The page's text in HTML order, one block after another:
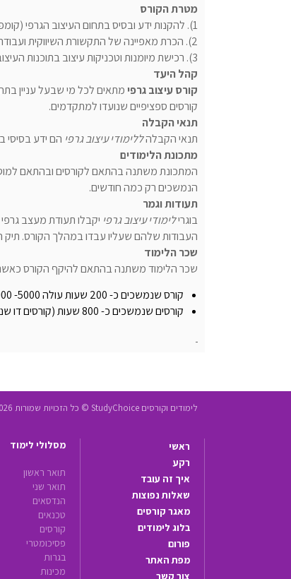
מטרת הקורס
1). להקנות ידע ובסיס בתחום העיצוב הגרפי (קומפוזיציה, טיפוגרפיה, תקשורת חזיתית ועוד).
2). הכרת מאפיינה של התקשורת השיווקית ועבודה על פיהם (איך להעביר מסר, דרישות הלקוח ועוד).
3). רכישת מיומנות וטכניקות עיצוב בתוכנות העיצוב שונות (פוטושופ, אין דיזיין ועוד).
קהל היעד
קורס עיצוב גרפי מתאים לכל מי שבעל עניין
קורסים ספציפיים שנועדו למתקדמים.
תנאי הקבלה
תנאי הקבלהללימודי עיצוב גרפי הם ידע בסיסי
מתכונת הלימודים
המתכונת משתנה בהתאם לקורסים ובהתאם למוסד
הנמשכים רק כמה חודשים.
תעודות וגמר
בוגרילימודי עיצוב גרפי יקבלו תעודת מעצב
העבודות שלהם שעליו עבדו במהלך הקורס.
שכר הלימוד
שכר הלימוד משתנה בהתאם להיקף הקורס
קורס שנמשכים כ- 200 שעות עולה 5000- 8000 ₪.
קורסים שנמשכים כ- 800 שעות (קורסים דו שנתיים) עולים 16,000- 20,000 ₪.
לימודים וקורסים StudyChoice © כל הזכויות שמורות 2026
ראשי
רקע
איך זה עובד
שאלות נפוצות
מאגר קורסים
בלוג לימודים
פורום
מפת האתר
צור קשר
מסלולי לימוד
תואר ראשון
תואר שני
הנדסאים
טכנאים
קורסים
פסיכומטרי
בגרות
מכינות